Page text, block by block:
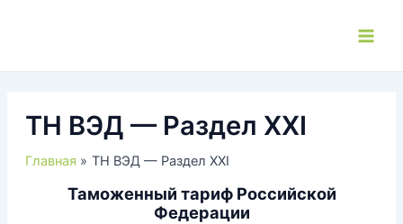
ТН ВЭД — Раздел XXI
Главная ТН ВЭД — Раздел XXI
Таможенный тариф Российской
Федерации